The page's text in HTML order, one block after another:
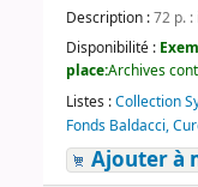
Description :72 p. :
Disponibilité :
place:Archives
Listes :Collection
Fonds Baldacci,
Ajouter à